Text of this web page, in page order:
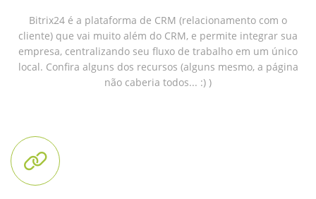
Bitrix24 é a plataforma de CRM (relacionamento com o
cliente) que vai muito além do CRM, e permite integrar sua
empresa, centralizando seu fluxo de trabalho em um único
local. Confira alguns dos recursos (alguns mesmo, a página
não caberia todos... :) )